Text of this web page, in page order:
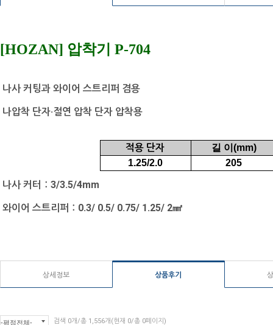
[HOZAN] 압착기 P-704
나사 커팅과 와이어 스트리퍼 겸용
나압착 단자·절연 압착 단자 압착용
적용 단자
길 이(mm)
1.25/2.0
205
나사 커터：3/3.5/4mm
와이어 스트리퍼：0.3/ 0.5/ 0.75/ 1.25/ 2㎟
상세정보 상품후기